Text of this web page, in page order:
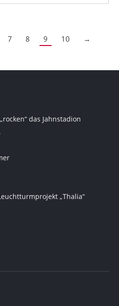
7 8 9 10 →
das Jahnstadion
„Thalia“